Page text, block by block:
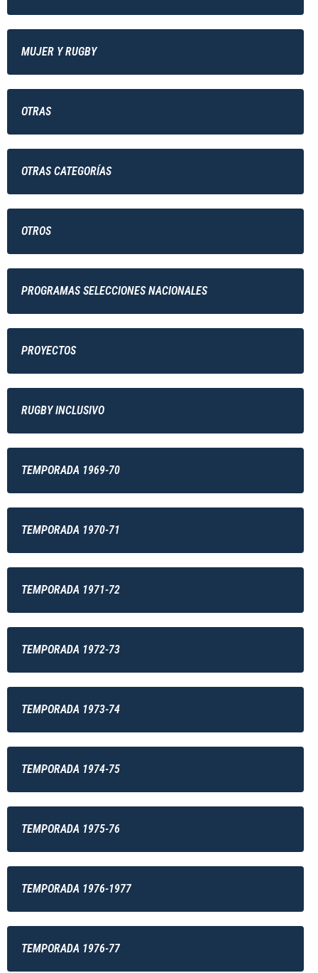
MUJER Y RUGBY
OTRAS
OTRAS CATEGORÍAS
OTROS
PROGRAMAS SELECCIONES NACIONALES
PROYECTOS
RUGBY INCLUSIVO
TEMPORADA 1969-70
TEMPORADA 1970-71
TEMPORADA 1971-72
TEMPORADA 1972-73
TEMPORADA 1973-74
TEMPORADA 1974-75
TEMPORADA 1975-76
TEMPORADA 1976-1977
TEMPORADA 1976-77